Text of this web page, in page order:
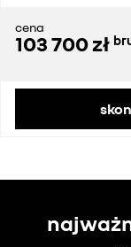
cena
103 700 zł